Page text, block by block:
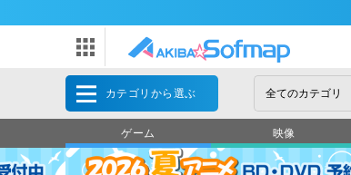
カテゴリから選ぶ
ゲーム 映像